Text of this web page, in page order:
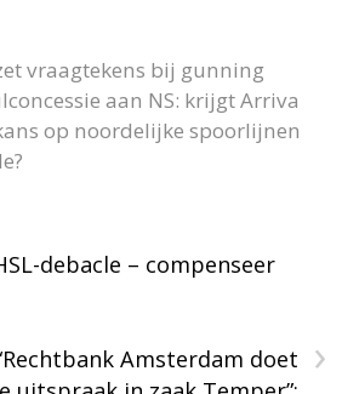
vraagtekens bij gunning
aan NS: krijgt Arriva
op noordelijke spoorlijnen
debacle – compenseer
›
Amsterdam doet